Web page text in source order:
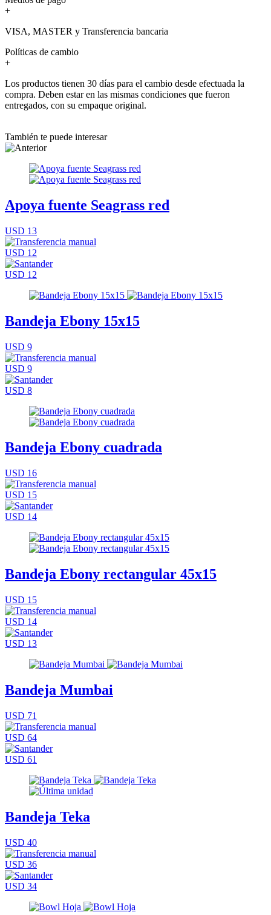
+
VISA, MASTER y Transferencia bancaria
Políticas de cambio
+
Los productos tienen 30 días para el cambio desde efectuada la
compra. Deben estar en las mismas condiciones que fueron
entregados, con su empaque original.
También te puede interesar
Apoya fuente Seagrass red
USD 13
USD 12
USD 12
Bandeja Ebony 15x15
USD 9
USD 9
USD 8
Bandeja Ebony cuadrada
USD 16
USD 15
USD 14
Bandeja Ebony rectangular 45x15
USD 15
USD 14
USD 13
Bandeja Mumbai
USD 71
USD 64
USD 61
Bandeja Teka
USD 40
USD 36
USD 34